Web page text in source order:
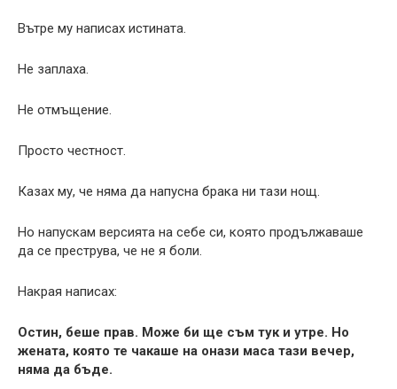
Вътре му написах истината.
Не заплаха.
Не отмъщение.
Просто честност.
Казах му, че няма да напусна брака ни тази нощ.
Но напускам версията на себе си, която продължаваше
да се преструва, че не я боли.
Накрая написах:
Остин, беше прав. Може би ще съм тук и утре. Но
жената, която те чакаше на онази маса тази вечер,
няма да бъде.